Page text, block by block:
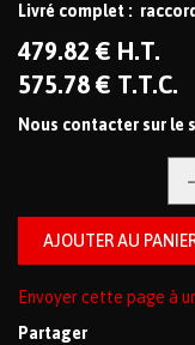
Livré complet :
479.82 € H.T.
575.78 € T.T.C.
Nous contacter sur le
Envoyer cette page à
Partager